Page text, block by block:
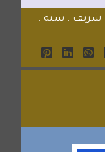
شريف . سنه .